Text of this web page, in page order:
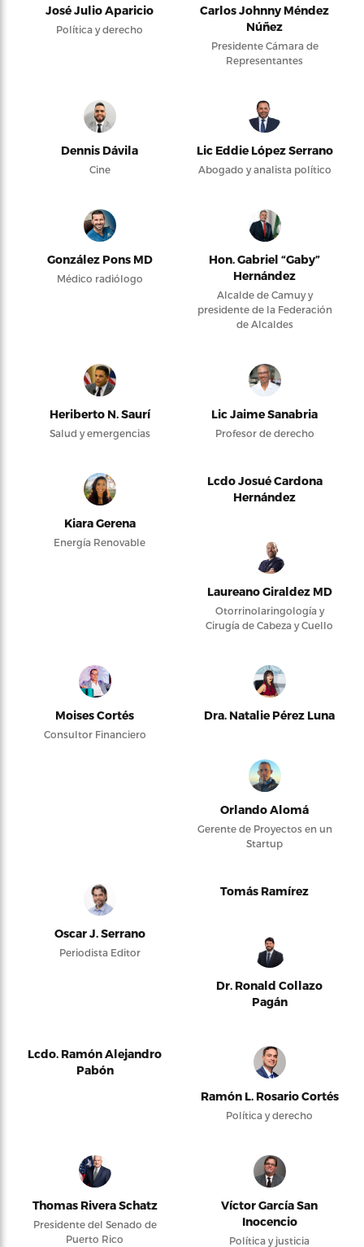
José Julio Aparicio
Política y derecho
Carlos Johnny Méndez
Núñez
Presidente Cámara de
Representantes
Dennis Dávila
Cine
Lic Eddie López Serrano
Abogado y analista político
González Pons MD
Médico radiólogo
Hon. Gabriel “Gaby”
Hernández
Alcalde de Camuy y
presidente de la Federación
de Alcaldes
Heriberto N. Saurí
Salud y emergencias
Lic Jaime Sanabria
Profesor de derecho
Kiara Gerena
Energía Renovable
Lcdo Josué Cardona
Hernández
Laureano Giraldez MD
Otorrinolaringología y
Cirugía de Cabeza y Cuello
Moises Cortés
Consultor Financiero
Dra. Natalie Pérez Luna
Orlando Alomá
Gerente de Proyectos en un
Startup
Oscar J. Serrano
Periodista Editor
Tomás Ramírez
Dr. Ronald Collazo
Pagán
Lcdo. Ramón Alejandro
Pabón
Ramón L. Rosario Cortés
Política y derecho
Thomas Rivera Schatz
Presidente del Senado de
Puerto Rico
Víctor García San
Inocencio
Política y justicia